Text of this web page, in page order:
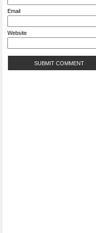
Email
Website